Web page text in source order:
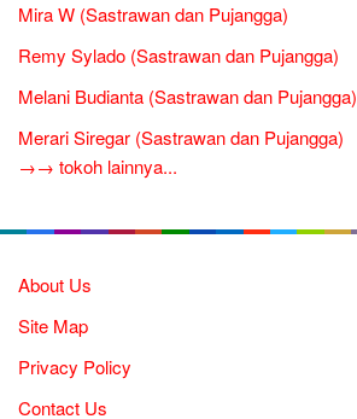
Mira W (Sastrawan dan Pujangga)
Remy Sylado (Sastrawan dan Pujangga)
Melani Budianta (Sastrawan dan Pujangga)
Merari Siregar (Sastrawan dan Pujangga)
→→ tokoh lainnya...
About Us
Site Map
Privacy Policy
Contact Us